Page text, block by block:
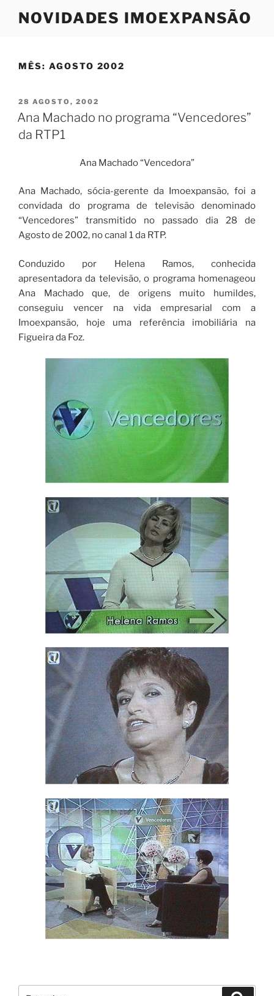
NOVIDADES IMOEXPANSÃO
MÊS: AGOSTO 2002
PUBLICADO
EM
28 AGOSTO, 2002
Ana Machado no programa “Vencedores”
da RTP1
Ana Machado “Vencedora”
Ana Machado, sócia-gerente da Imoexpansão, foi a
convidada do programa de televisão denominado
“Vencedores” transmitido no passado dia 28 de
Agosto de 2002, no canal 1 da RTP.
Conduzido por Helena Ramos, conhecida
apresentadora da televisão, o programa homenageou
Ana Machado que, de origens muito humildes,
conseguiu vencer na vida empresarial com a
Imoexpansão, hoje uma referência imobiliária na
Figueira da Foz.